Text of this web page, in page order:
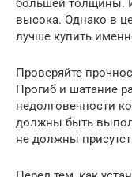
большей толщины.
высока. Однако в
лучше купить
Проверяйте
Прогиб и шатание
недолговечности
должны быть
не должны